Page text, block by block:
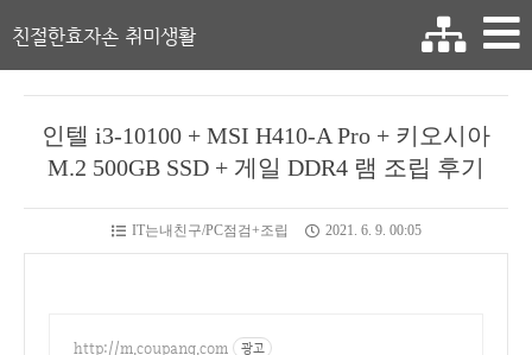
친절한효자손 취미생활
인텔 i3-10100 + MSI H410-A Pro + 키오시아
M.2 500GB SSD + 게일 DDR4 램 조립 후기
IT는내친구/PC점검+조립 2021. 6. 9. 00:05
http://m.coupang.com 광고